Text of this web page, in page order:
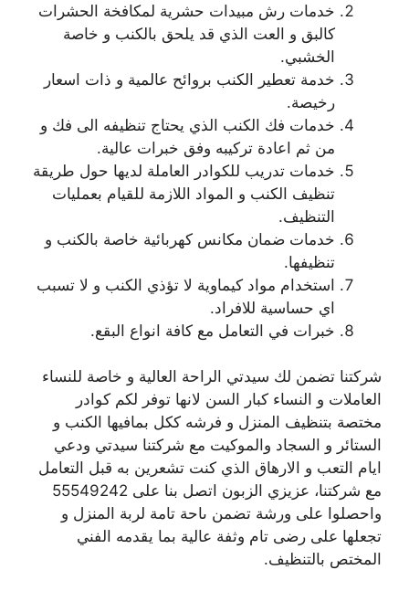
خدمات رش مبيدات حشرية لمكافخة الحشرات
كالبق و العت الذي قد يلحق بالكنب و خاصة
الخشبي.
خدمة تعطير الكنب بروائح عالمية و ذات اسعار
رخيصة.
خدمات فك الكنب الذي يحتاج تنظيفه الى فك و
من ثم اعادة تركيبه وفق خبرات عالية.
خدمات تدريب للكوادر العاملة لديها حول طريقة
تنظيف الكنب و المواد اللازمة للقيام بعمليات
التنظيف.
خدمات ضمان مكانس كهربائية خاصة بالكنب و
تنظيفها.
استخدام مواد كيماوية لا تؤذي الكنب و لا تسبب
اي حساسية للافراد.
خبرات في التعامل مع كافة انواع البقع.
شركتنا تضمن لك سيدتي الراحة العالية و خاصة للنساء
العاملات و النساء كبار السن لانها توفر لكم كوادر
مختصة بتنظيف المنزل و فرشه ككل بمافيها الكنب و
الستائر و السجاد والموكيت مع شركتنا سيدتي ودعي
ايام التعب و الارهاق الذي كنت تشعرين به قبل التعامل
مع شركتنا، عزيزي الزبون اتصل بنا على 55549242
واحصلوا على ورشة تضمن ىاحة تامة لربة المنزل و
تجعلها على رضى تام وثفة عالية بما يقدمه الفني
المختص بالتنظيف.